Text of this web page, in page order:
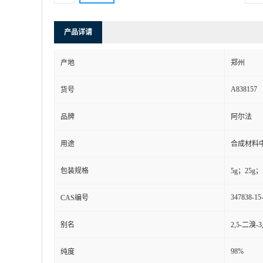
产品详请
产地 郑州
货号 A838157
品牌 阿尔法
用途 合成材料
包装规格 5g；25g
CAS编号 347838-
别名 2,5-二溴-
纯度 98%